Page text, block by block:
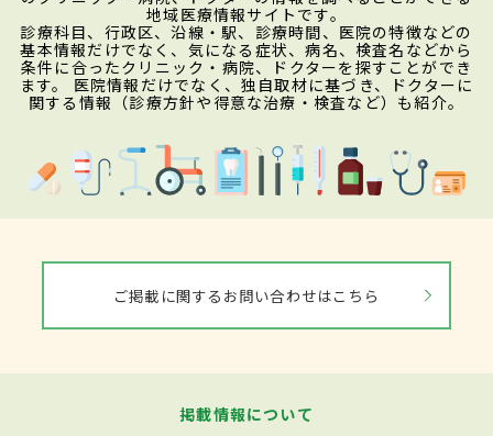
地域医療情報サイトです。
診療科目、行政区、沿線・駅、診療時間、医院の特徴などの
基本情報だけでなく、気になる症状、病名、検査名などから
条件に合ったクリニック・病院、ドクターを探すことができ
ます。 医院情報だけでなく、独自取材に基づき、ドクターに
関する情報（診療方針や得意な治療・検査など）も紹介。
ご掲載に関するお問い合わせはこちら
掲載情報について